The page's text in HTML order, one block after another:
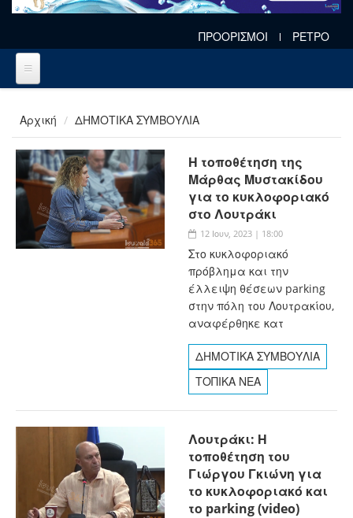
ΠΡΟΟΡΙΣΜΟΙ ΡΕΤΡΟ
Αρχική ΔΗΜΟΤΙΚΑ ΣΥΜΒΟΥΛΙΑ
Η τοποθέτηση της
Μάρθας Μυστακίδου
για το κυκλοφοριακό
στο Λουτράκι
12 Ιουν, 2023 | 18:00
Στο κυκλοφοριακό
πρόβλημα και την
έλλειψη θέσεων parking
στην πόλη του Λουτρακίου,
αναφέρθηκε κατ
ΔΗΜΟΤΙΚΑ ΣΥΜΒΟΥΛΙΑ
ΤΟΠΙΚΑ ΝΕΑ
Λουτράκι: Η
τοποθέτηση του
Γιώργου Γκιώνη για
το κυκλοφοριακό και
το parking (video)